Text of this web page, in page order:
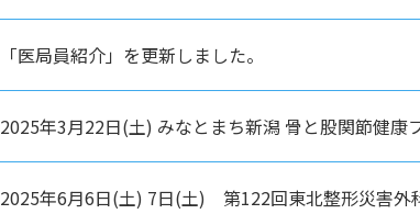
「医局員紹介」を更新しました。
2025年3月22日(土) みなとまち新潟 骨と股関節健康
2025年6月6日(土) 7日(土) 第122回東北整形災害